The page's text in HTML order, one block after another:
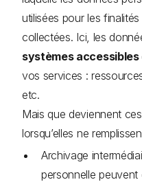
utilisées pour les
collectées. Ici, les
systèmes accessibles
vos services :
etc.
Mais que deviennent
lorsqu’elles ne
Archivage
personnelle